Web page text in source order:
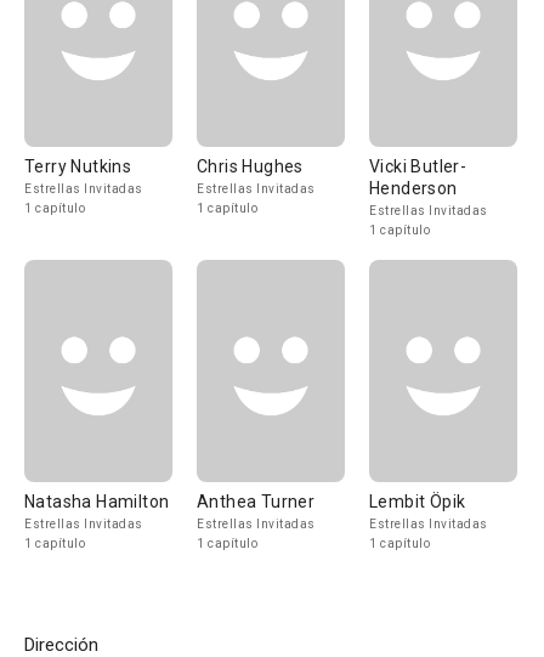
Terry Nutkins
Estrellas Invitadas
1 capítulo
Chris Hughes
Estrellas Invitadas
1 capítulo
Vicki Butler-
Henderson
Estrellas Invitadas
1 capítulo
Natasha Hamilton
Estrellas Invitadas
1 capítulo
Anthea Turner
Estrellas Invitadas
1 capítulo
Lembit Öpik
Estrellas Invitadas
1 capítulo
Dirección